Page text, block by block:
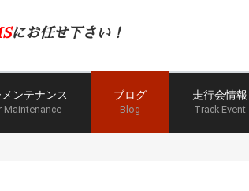
にお任せ下さい！
ンテナンス
Maintenance
ブログ
Blog
走行会情報
Track Event